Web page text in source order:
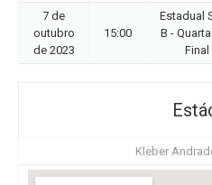
7 de
outubro
de 2023
15:00
Estadual
B -
Final
Kleber